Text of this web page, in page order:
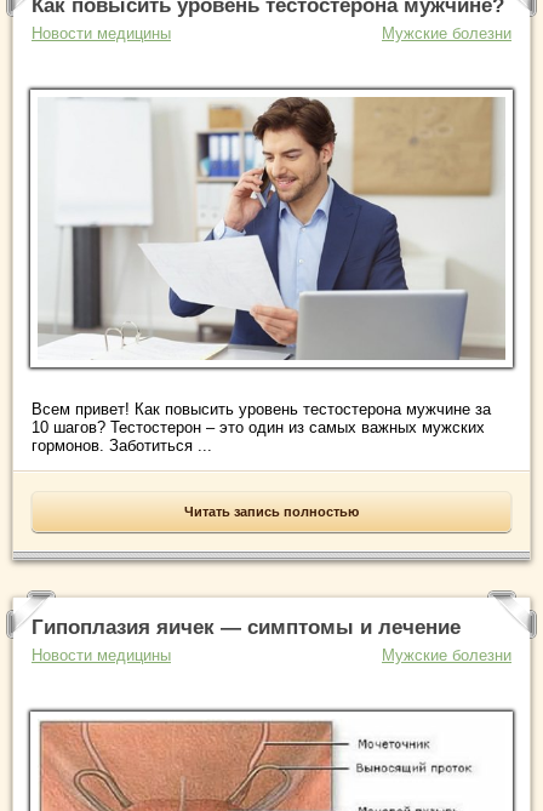
Как повысить уровень тестостерона мужчине?
Новости медицины Мужские болезни
Всем привет! Как повысить уровень тестостерона мужчине за
10 шагов? Тестостерон – это один из самых важных мужских
гормонов. Заботиться ...
Читать запись полностью
Гипоплазия яичек — симптомы и лечение
Новости медицины Мужские болезни